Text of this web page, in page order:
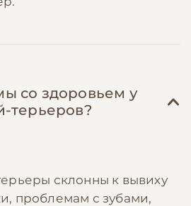
со здоровьем у
терьеров?
склонны к вывиху
проблемам с зубами,